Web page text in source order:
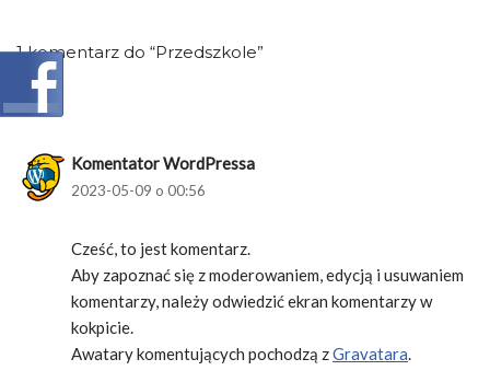
1 komentarz do “Przedszkole”
Komentator WordPressa
2023-05-09 o 00:56
Cześć, to jest komentarz.
Aby zapoznać się z moderowaniem, edycją i usuwaniem
komentarzy, należy odwiedzić ekran komentarzy w
kokpicie.
Awatary komentujących pochodzą zGravatara.